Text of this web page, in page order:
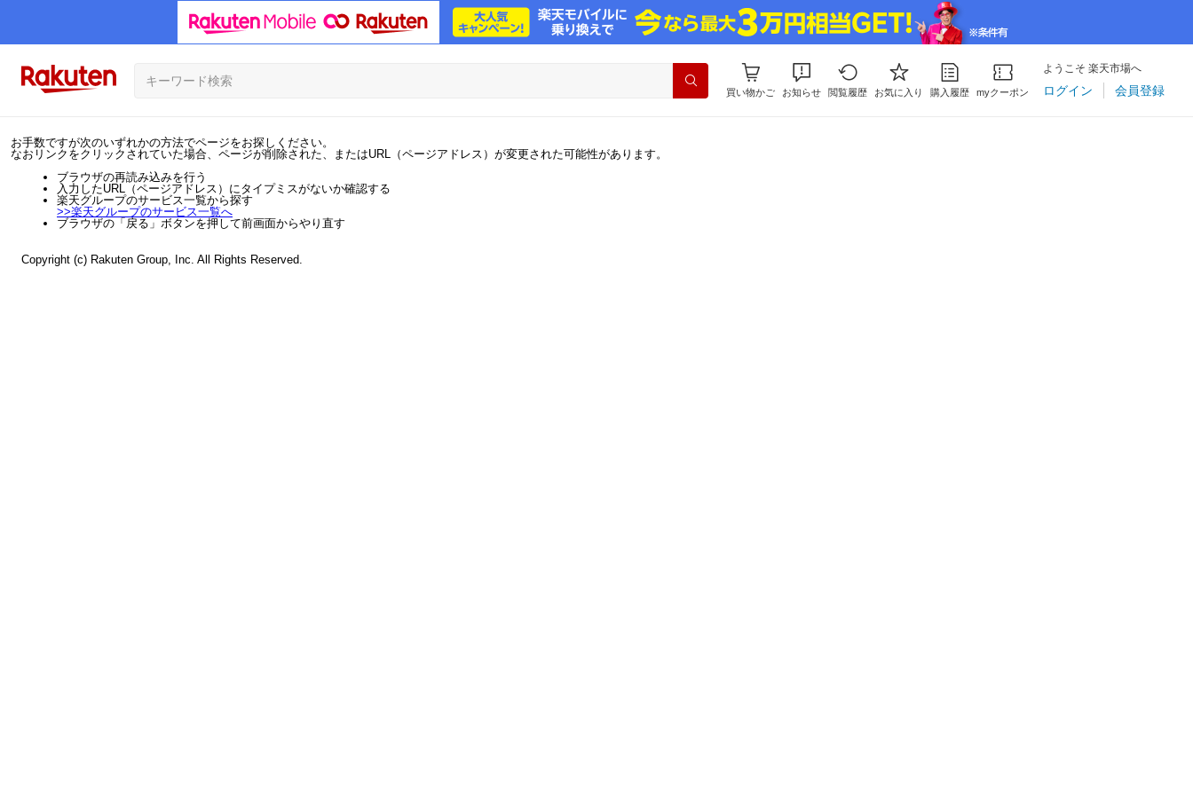
買い物かご お知らせ 閲覧履歴 お気に入り 購入履歴 myクーポン
ようこそ 楽天市場へ
ログイン 会員登録
お手数ですが次のいずれかの方法でページをお探しください。
なおリンクをクリックされていた場合、ページが削除された、またはURL（ページアドレス）が変更された可能性があります。
ブラウザの再読み込みを行う
入力したURL（ページアドレス）にタイプミスがないか確認する
楽天グループのサービス一覧から探す
>>楽天グループのサービス一覧へ
ブラウザの「戻る」ボタンを押して前画面からやり直す
Copyright (c) Rakuten Group, Inc. All Rights Reserved.